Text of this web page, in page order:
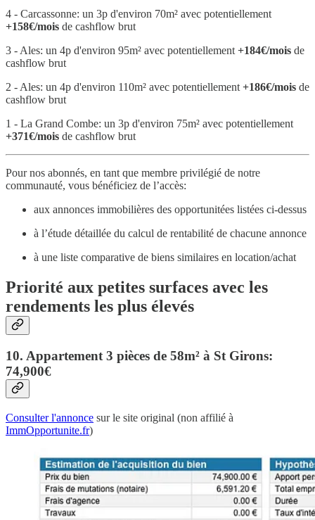
4 - Carcassonne: un 3p d'environ 70m² avec potentiellement
+158€/mois de cashflow brut
3 - Ales: un 4p d'environ 95m² avec potentiellement +184€/mois de
cashflow brut
2 - Ales: un 4p d'environ 110m² avec potentiellement +186€/mois de
cashflow brut
1 - La Grand Combe: un 3p d'environ 75m² avec potentiellement
+371€/mois de cashflow brut
Pour nos abonnés, en tant que membre privilégié de notre
communauté, vous bénéficiez de l’accès:
aux annonces immobilières des opportunitées listées ci-dessus
à l’étude détaillée du calcul de rentabilité de chacune annonce
à une liste comparative de biens similaires en location/achat
Priorité aux petites surfaces avec les
rendements les plus élevés
10. Appartement 3 pièces de 58m² à St Girons:
74,900€
Consulter l'annonce sur le site original (non affilié à
ImmOpportunite.fr)